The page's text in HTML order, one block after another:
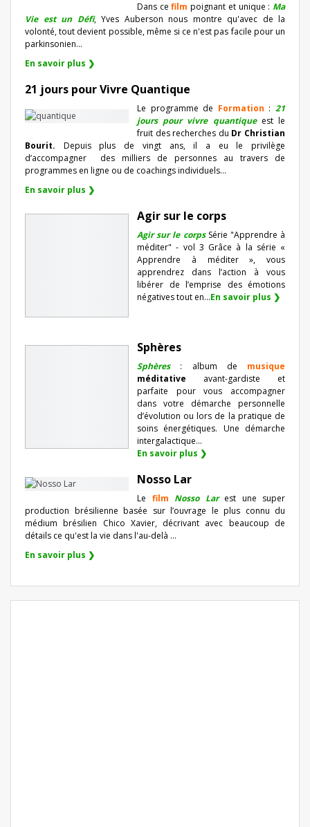
Dans cefilm poignant et unique : Ma
Vie est un Défi, Yves Auberson nous montre qu'avec de la
volonté, tout devient possible, même si ce n'est pas facile pour un
parkinsonien…
En savoir plus ❯
21 jours pour Vivre Quantique
Le programme de Formation :21
jours pour vivre quantiqueest le
fruit des recherches du Dr Christian
Bourit. Depuis plus de vingt ans, il a eu le privilège
d’accompagner
des milliers de personnes au travers de
programmes en ligne ou de coachings individuels…
En savoir plus ❯
Agir sur le corps
Agir sur le corpsSérie "Apprendre à
méditer" - vol 3 Grâce à la série «
Apprendre à méditer », vous
apprendrez dans l’action à vous
libérer de l’emprise des émotions
négatives tout en...En savoir plus ❯
Sphères
Sphères: album de musique
méditative avant-gardiste et
parfaite pour vous accompagner
dans votre démarche personnelle
d’évolution ou lors de la pratique de
soins énergétiques. Une démarche
intergalactique...
En savoir plus ❯
Nosso Lar
Le film Nosso Lar est une super
production brésilienne basée sur l’ouvrage le plus connu du
médium brésilien Chico Xavier, décrivant avec beaucoup de
détails ce qu'est la vie dans l'au-delà ...
En savoir plus ❯